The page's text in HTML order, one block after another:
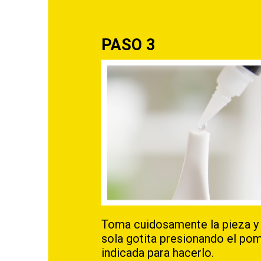
PASO 3
Toma cuidosamente la pieza y
sola gotita presionando el
indicada para hacerlo.